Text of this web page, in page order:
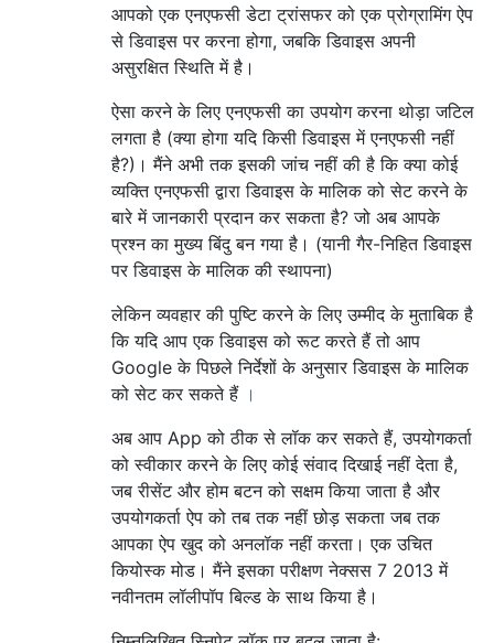
आपको एक एनएफसी डेटा ट्रांसफर को एक प्रोग्रामिंग ऐप
से डिवाइस पर करना होगा, जबकि डिवाइस अपनी
असुरक्षित स्थिति में है।
ऐसा करने के लिए एनएफसी का उपयोग करना थोड़ा जटिल
लगता है (क्या होगा यदि किसी डिवाइस में एनएफसी नहीं
है?)। मैंने अभी तक इसकी जांच नहीं की है कि क्या कोई
व्यक्ति एनएफसी द्वारा डिवाइस के मालिक को सेट करने के
बारे में जानकारी प्रदान कर सकता है? जो अब आपके
प्रश्न का मुख्य बिंदु बन गया है। (यानी गैर-निहित डिवाइस
पर डिवाइस के मालिक की स्थापना)
लेकिन व्यवहार की पुष्टि करने के लिए उम्मीद के मुताबिक है
कि यदि आप एक डिवाइस को रूट करते हैं तो आप
Google के पिछले निर्देशों के अनुसार डिवाइस के मालिक
को सेट कर सकते हैं ।
अब आप App को ठीक से लॉक कर सकते हैं, उपयोगकर्ता
को स्वीकार करने के लिए कोई संवाद दिखाई नहीं देता है,
जब रीसेंट और होम बटन को सक्षम किया जाता है और
उपयोगकर्ता ऐप को तब तक नहीं छोड़ सकता जब तक
आपका ऐप खुद को अनलॉक नहीं करता। एक उचित
कियोस्क मोड। मैंने इसका परीक्षण नेक्सस 7 2013 में
नवीनतम लॉलीपॉप बिल्ड के साथ किया है।